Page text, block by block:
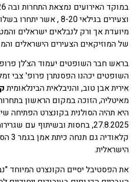
וצעירים בגילאי 8-20 ,
מיועדת אך ורק לנבלאים ישראלים
של המוזיקאים הצעירים הישראלים
בראש חבר השופטים יעמוד הצ'לן
השופטים יכהנו הפסנתרן פרופ' צבי
אירית אבן טוב, והניבלאית הבינלאומית
מאיטליה, הזוכה במקום הראשון
היא תהיה הסולנית בקונצרט הפתיחה
27.8.2025, בחסות ובשיתוף עם
הישראלית.
את הפסטיבל יסיים הקונצרט המיוחד